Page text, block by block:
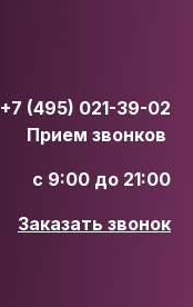
+7 (495) 021-39-02
Прием звонков
с 9:00 до 21:00
Заказать звонок